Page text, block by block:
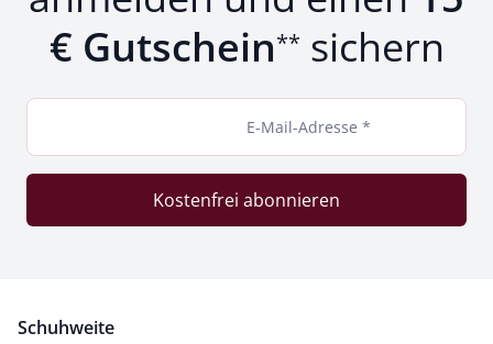
€ Gutschein** sichern
E-Mail-Adresse *
Kostenfrei abonnieren
Schuhweite